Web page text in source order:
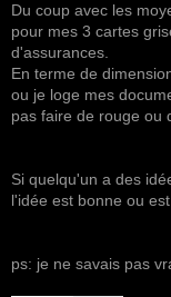
Du coup avec les
pour mes 3 cartes
d'assurances.
En terme de
ou je loge mes
pas faire de rouge ou
Si quelqu'un a des
l'idée est bonne ou
ps: je ne savais pas